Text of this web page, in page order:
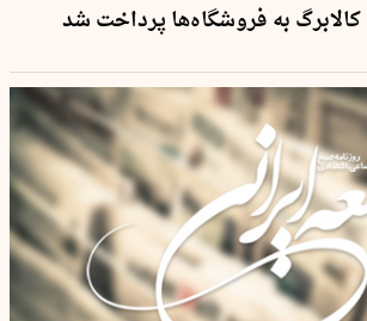
به فروشگاه‌ها پرداخت شد